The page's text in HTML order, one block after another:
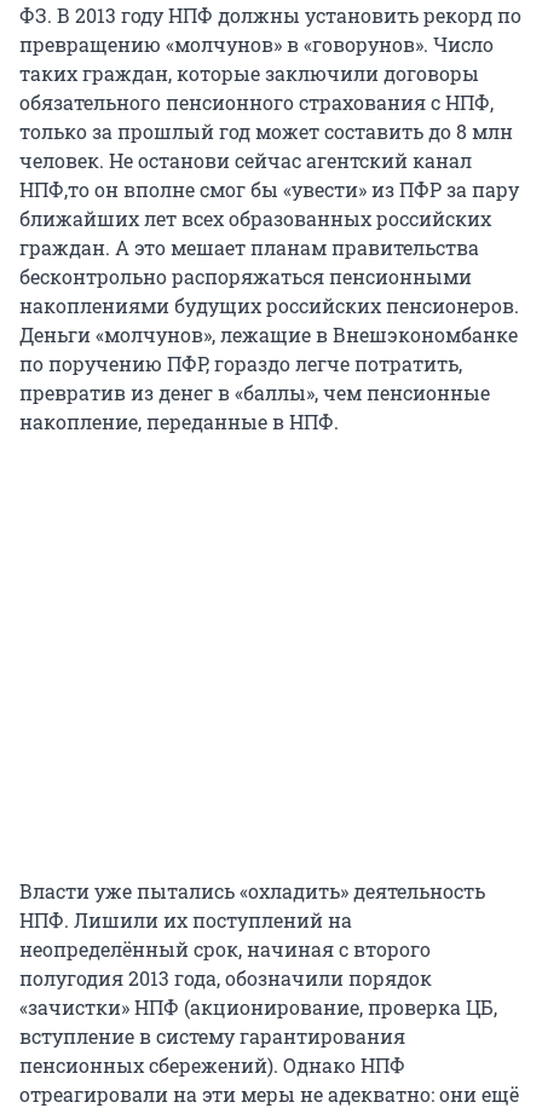
ФЗ. В 2013 году НПФ должны установить рекорд по
превращению «молчунов» в «говорунов». Число
таких граждан, которые заключили договоры
обязательного пенсионного страхования с НПФ,
только за прошлый год может составить до 8 млн
человек. Не останови сейчас агентский канал
НПФ,то он вполне смог бы «увести» из ПФР за пару
ближайших лет всех образованных российских
граждан. А это мешает планам правительства
бесконтрольно распоряжаться пенсионными
накоплениями будущих российских пенсионеров.
Деньги «молчунов», лежащие в Внешэкономбанке
по поручению ПФР, гораздо легче потратить,
превратив из денег в «баллы», чем пенсионные
накопление, переданные в НПФ.
Власти уже пытались «охладить» деятельность
НПФ. Лишили их поступлений на
неопределённый срок, начиная с второго
полугодия 2013 года, обозначили порядок
«зачистки» НПФ (акционирование, проверка ЦБ,
вступление в систему гарантирования
пенсионных сбережений). Однако НПФ
отреагировали на эти меры не адекватно: они ещё